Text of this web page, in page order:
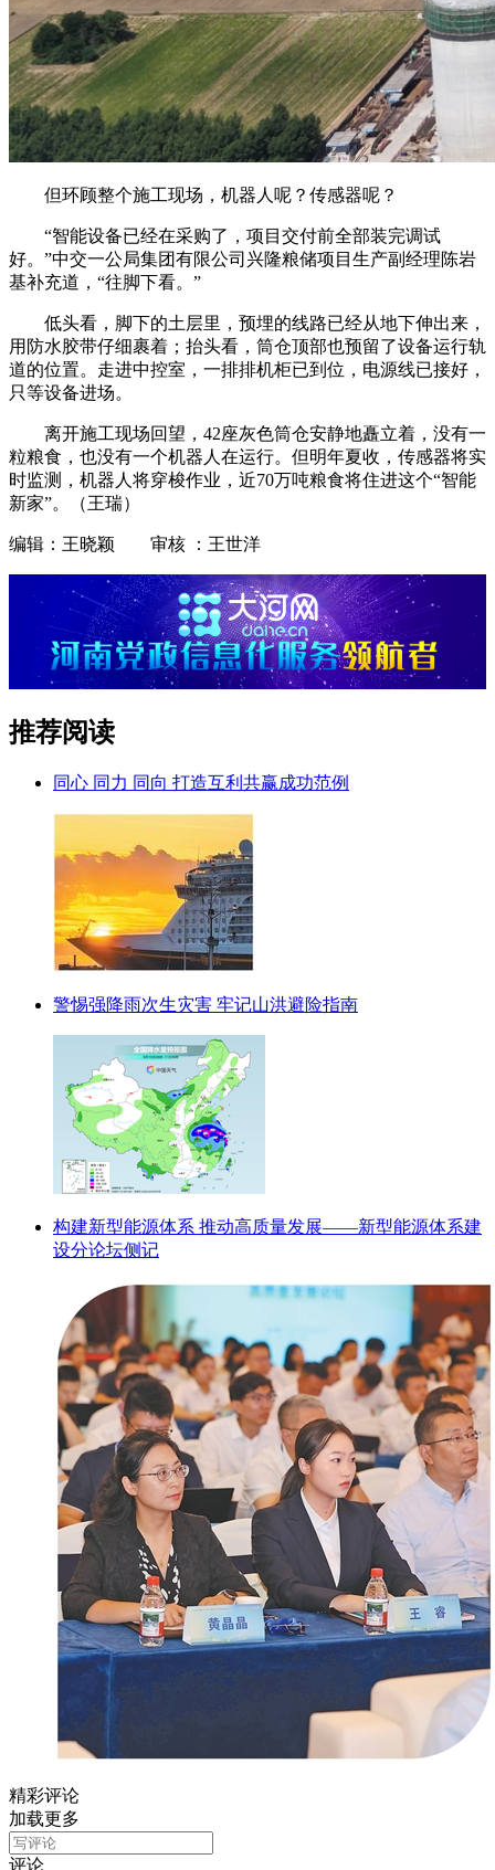
但环顾整个施工现场，机器人呢？传感器呢？
“智能设备已经在采购了，项目交付前全部装完调试
好。”中交一公局集团有限公司兴隆粮储项目生产副经理陈岩
基补充道，“往脚下看。”
低头看，脚下的土层里，预埋的线路已经从地下伸出来，
用防水胶带仔细裹着；抬头看，筒仓顶部也预留了设备运行轨
道的位置。走进中控室，一排排机柜已到位，电源线已接好，
只等设备进场。
离开施工现场回望，42座灰色筒仓安静地矗立着，没有一
粒粮食，也没有一个机器人在运行。但明年夏收，传感器将实
时监测，机器人将穿梭作业，近70万吨粮食将住进这个“智能
新家”。（王瑞）
编辑：王晓颖 审核 ：王世洋
推荐阅读
同心 同力 同向 打造互利共赢成功范例
警惕强降雨次生灾害 牢记山洪避险指南
构建新型能源体系 推动高质量发展——新型能源体系建
设分论坛侧记
精彩评论
加载更多
评论